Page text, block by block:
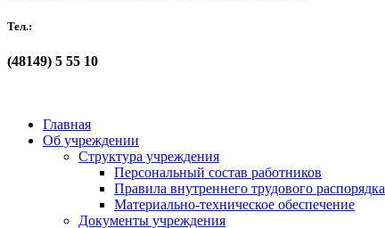
Тел.:
(48149) 5 55 10
Главная
Об учреждении
Структура учреждения
Персональный состав работников
Правила внутреннего трудового распорядка
Материально-техническое обеспечение
Документы учреждения